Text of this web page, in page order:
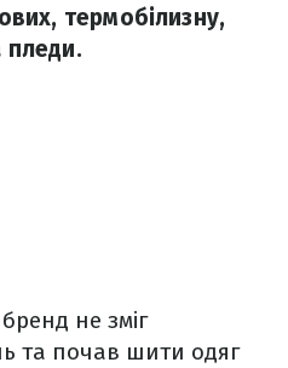
термобілизну,
пледи.
не зміг
та почав шити одяг